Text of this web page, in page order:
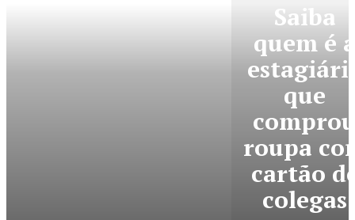
Saiba
quem é
que
roupa
cartão
colegas